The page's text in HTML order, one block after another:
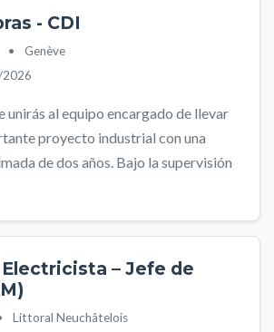
- CDI
•
Genève
unirás al equipo encargado de llevar
proyecto industrial con una
de dos años. Bajo la supervisión
– Jefe de
Littoral Neuchâtelois